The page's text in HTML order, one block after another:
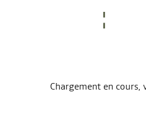
Chargement en cours,